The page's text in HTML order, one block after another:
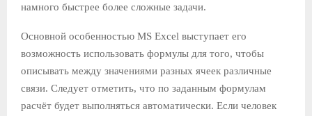
намного быстрее более сложные задачи.
Основной особенностью MS Excel выступает его
возможность использовать формулы для того, чтобы
описывать между значениями разных ячеек различные
связи. Следует отметить, что по заданным формулам
расчёт будет выполняться автоматически. Если человек